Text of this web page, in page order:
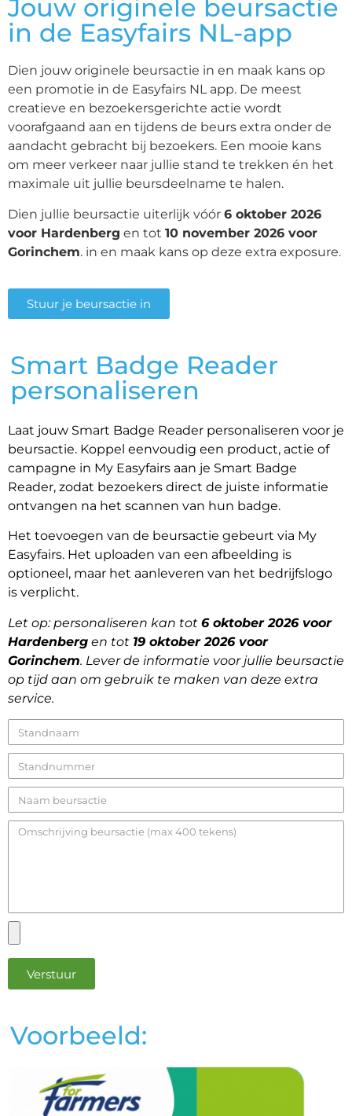
Jouw originele beursactie
in de Easyfairs NL-app
Dien jouw originele beursactie in en maak kans op
een promotie in de Easyfairs NL app. De meest
creatieve en bezoekersgerichte actie wordt
voorafgaand aan en tijdens de beurs extra onder de
aandacht gebracht bij bezoekers. Een mooie kans
om meer verkeer naar jullie stand te trekken én het
maximale uit jullie beursdeelname te halen.
Dien jullie beursactie uiterlijk vóór 6 oktober 2026
voor Hardenberg en tot 10 november 2026 voor
Gorinchem. in en maak kans op deze extra exposure.
Stuur je beursactie in
Smart Badge Reader
personaliseren
Laat jouw Smart Badge Reader personaliseren voor je
beursactie. Koppel eenvoudig een product, actie of
campagne in My Easyfairs aan je Smart Badge
Reader, zodat bezoekers direct de juiste informatie
ontvangen na het scannen van hun badge.
Het toevoegen van de beursactie gebeurt via My
Easyfairs. Het uploaden van een afbeelding is
optioneel, maar het aanleveren van het bedrijfslogo
is verplicht.
Let op: personaliseren kan tot 6 oktober 2026 voor
Hardenberg en tot 19 oktober 2026 voor
Gorinchem. Lever de informatie voor jullie beursactie
op tijd aan om gebruik te maken van deze extra
service.
Verstuur
Voorbeeld: